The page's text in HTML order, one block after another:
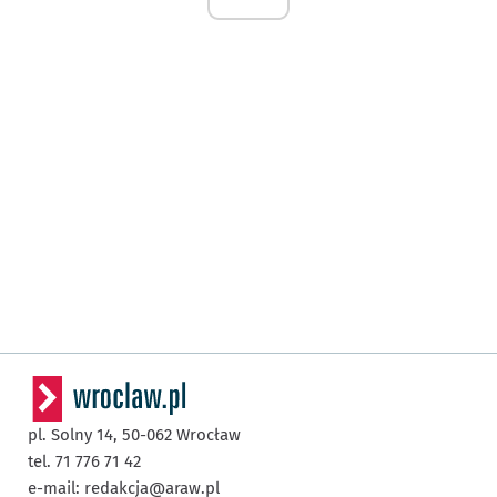
pl. Solny 14, 50-062 Wrocław
tel. 71 776 71 42
e-mail: redakcja@araw.pl